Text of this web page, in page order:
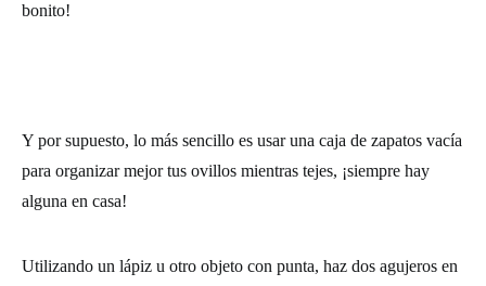
bonito!
Y por supuesto, lo más sencillo es usar una caja de zapatos vacía
para organizar mejor tus ovillos mientras tejes, ¡siempre hay
alguna en casa!
Utilizando un lápiz u otro objeto con punta, haz dos agujeros en